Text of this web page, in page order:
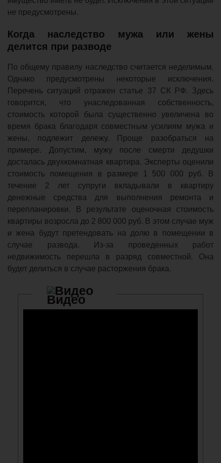
не предусмотрены.
Когда наследство мужа или жены
делится при разводе
По общему правилу наследство считается неделимым.
Однако предусмотрены некоторые исключения.
Перечень ситуаций отражен статье 37 СК РФ. Здесь
говорится, что унаследованная собственность,
стоимость которой была существенно увеличена во
время брака благодаря совместным усилиям мужа и
жены, подлежит дележу. Проще разобраться на
примере. Допустим, мужу после смерти дедушки
досталась двухкомнатная квартира. Эксперты оценили
стоимость помещения в размере 1 500 000 руб. В
течение 2 лет супруги вкладывали в квартиру
денежные средства для выполнения ремонта и
перепланировки. В результате оценочная стоимость
квартиры возросла до 2 800 000 руб. В этом случае муж
и жена будут претендовать на долю в помещении в
случае развода. Из-за проведенных работ
недвижимость перешла в разряд совместной. Она
будет делиться в случае расторжения брака.
Видео